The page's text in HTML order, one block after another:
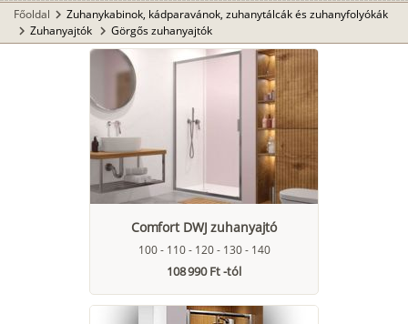
Főoldal chevron_right Zuhanykabinok, kádparavánok, zuhanytálcák és zuhanyfolyókák
chevron_right Zuhanyajtók chevron_right Görgős zuhanyajtók
Comfort DWJ zuhanyajtó
100 - 110 - 120 - 130 - 140
108 990 Ft -tól